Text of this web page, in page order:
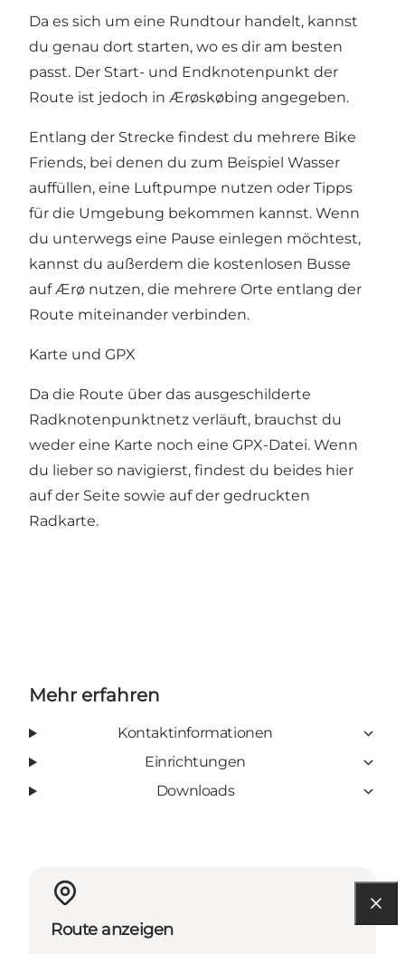
Da es sich um eine Rundtour handelt, kannst
du genau dort starten, wo es dir am besten
passt. Der Start- und Endknotenpunkt der
Route ist jedoch in Ærøskøbing angegeben.
Entlang der Strecke findest du mehrere Bike
Friends, bei denen du zum Beispiel Wasser
auffüllen, eine Luftpumpe nutzen oder Tipps
für die Umgebung bekommen kannst. Wenn
du unterwegs eine Pause einlegen möchtest,
kannst du außerdem die kostenlosen Busse
auf Ærø nutzen, die mehrere Orte entlang der
Route miteinander verbinden.
Karte und GPX
Da die Route über das ausgeschilderte
Radknotenpunktnetz verläuft, brauchst du
weder eine Karte noch eine GPX-Datei. Wenn
du lieber so navigierst, findest du beides hier
auf der Seite sowie auf der gedruckten
Radkarte.
Mehr erfahren
Kontaktinformationen
Einrichtungen
Downloads
Route anzeigen